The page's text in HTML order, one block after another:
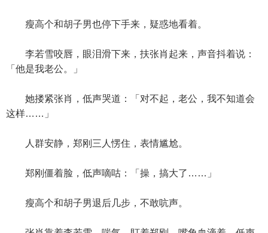
瘦高个和胡子男也停下手来，疑惑地看着。
李若雪咬唇，眼泪滑下来，扶张肖起来，声音抖着说：
「他是我老公。」
她搂紧张肖，低声哭道：「对不起，老公，我不知道会
这样……」
人群安静，郑刚三人愣住，表情尴尬。
郑刚僵着脸，低声嘀咕：「操，搞大了……」
瘦高个和胡子男退后几步，不敢吭声。